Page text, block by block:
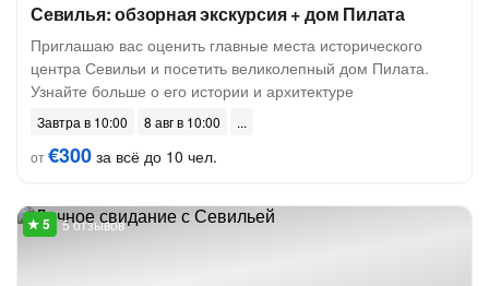
Севилья: обзорная экскурсия + дом Пилата
Приглашаю вас оценить главные места исторического
центра Севильи и посетить великолепный дом Пилата.
Узнайте больше о его истории и архитектуре
Завтра в 10:00
8 авг в 10:00
от€300 за всё до 10 чел.
5 отзывов